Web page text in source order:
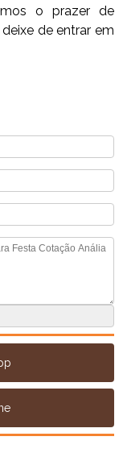
o prazer de
de entrar em